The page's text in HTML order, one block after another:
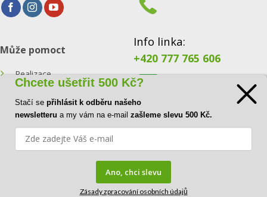
Může pomoct
Realizace
Konfigurátor
Kontakt
Info linka:
+420 777 765 606
E-mail:
Chcete ušetřit 500 Kč?
Stačí se přihlásit k odběru našeho
newsletteru a my vám na e-mail zašleme slevu 500 Kč.
Ano, chci slevu
Zásady zpracování osobních údajů